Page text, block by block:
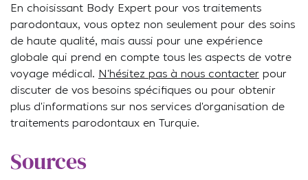
En choisissant Body Expert pour vos traitements
parodontaux, vous optez non seulement pour des soins
de haute qualité, mais aussi pour une expérience
globale qui prend en compte tous les aspects de votre
voyage médical. N’hésitez pas à nous contacter pour
discuter de vos besoins spécifiques ou pour obtenir
plus d’informations sur nos services d’organisation de
traitements parodontaux en Turquie.
Sources